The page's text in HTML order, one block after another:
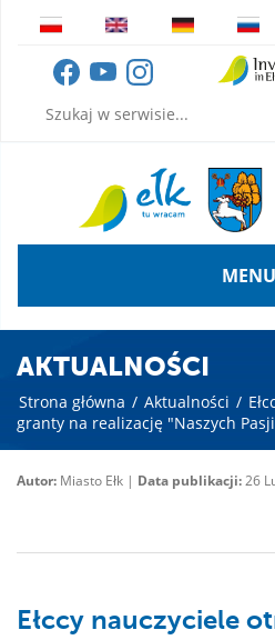
MENU
AKTUALNOŚCI
Strona główna / Aktualności /
granty na realizację "Naszych
Autor: Miasto Ełk | Data publikacji:26
Ełccy nauczyciele